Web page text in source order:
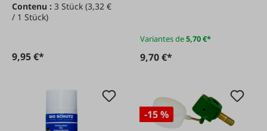
Contenu : 3 Stück (3,32 €
/ 1 Stück)
9,95 €*
Variantes de5,70 €*
9,70 €*
-15 %